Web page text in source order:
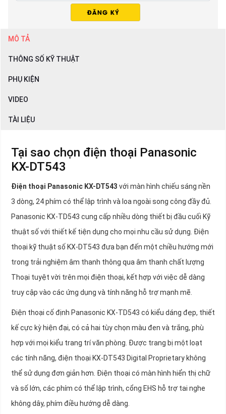
MÔ TẢ
THÔNG SỐ KỸ THUẬT
PHỤ KIỆN
VIDEO
TÀI LIỆU
Tại sao chọn điện thoại Panasonic
KX-DT543
Điện thoại Panasonic KX-DT543 với màn hình chiếu sáng nền
3 dòng, 24 phím có thể lập trình và loa ngoài song công đầy đủ.
Panasonic KX-TD543 cung cấp nhiều dòng thiết bị đầu cuối Kỹ
thuật số với thiết kế tiện dụng cho mọi nhu cầu sử dụng. Điện
thoại kỹ thuật số KX-DT543 đưa bạn đến một chiều hướng mới
trong trải nghiệm âm thanh thông qua âm thanh chất lượng
Thoại tuyệt vời trên mọi điện thoại, kết hợp với việc dễ dàng
truy cập vào các ứng dụng và tính năng hỗ trợ mạnh mẽ.
Điện thoại cố định Panasonic KX-TD543 có kiểu dáng đẹp, thiết
kế cực kỳ hiện đại, có cả hai tùy chọn màu đen và trắng, phù
hợp với mọi kiểu trang trí văn phòng. Được trang bị một loạt
các tính năng, điện thoại KX-DT543 Digital Proprietary không
thể sử dụng đơn giản hơn. Điện thoại có màn hình hiển thị chữ
và số lớn, các phím có thể lập trình, cổng EHS hỗ trợ tai nghe
không dây, phím điều hướng dễ dàng.